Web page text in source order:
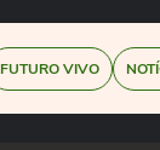
FUTURO VIVO